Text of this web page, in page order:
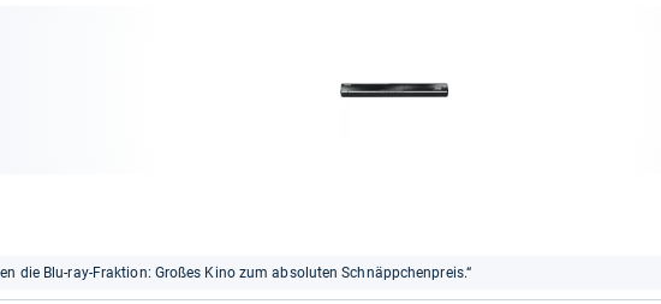
die Blu-ray-Fraktion: Großes Kino zum absoluten Schnäppchenpreis.“